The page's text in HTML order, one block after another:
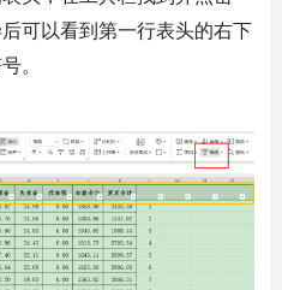
可以看到第一行表头的右下
。